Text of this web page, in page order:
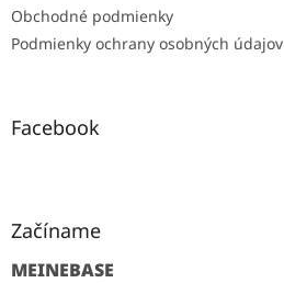
Obchodné podmienky
Podmienky ochrany osobných údajov
Facebook
Začíname
MEINEBASE